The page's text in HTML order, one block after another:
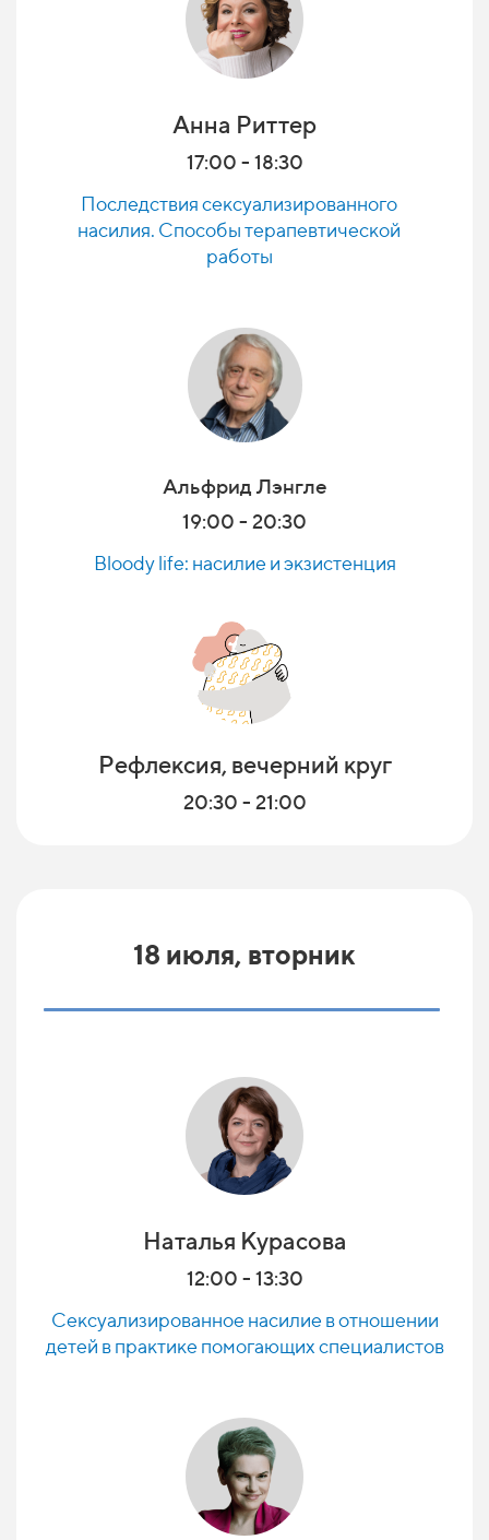
Анна Риттер
17:00 - 18:30
Последствия сексуализированного
насилия. Способы терапевтической
работы
Альфрид Лэнгле
19:00 - 20:30
Bloody life: насилие и экзистенция
Рефлексия, вечерний круг
20:30 - 21:00
18 июля, вторник
Наталья Курасова
12:00 - 13:30
Сексуализированное насилие в отношении
детей в практике помогающих специалистов